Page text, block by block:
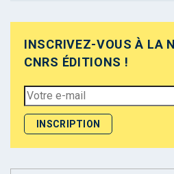
INSCRIVEZ-VOUS À LA
CNRS ÉDITIONS !